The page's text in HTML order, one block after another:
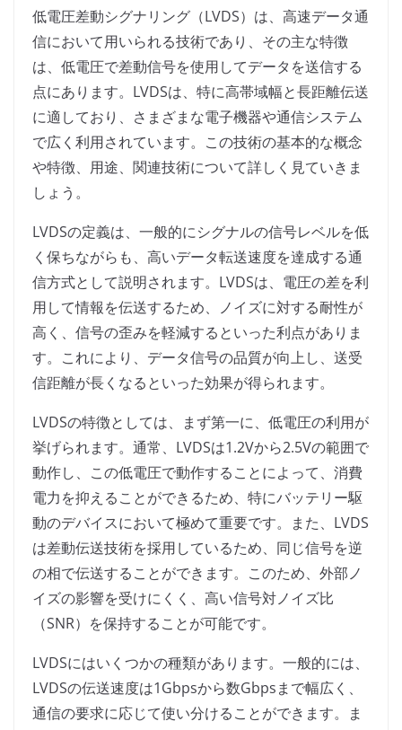
低電圧差動シグナリング（LVDS）は、高速データ通
信において用いられる技術であり、その主な特徴
は、低電圧で差動信号を使用してデータを送信する
点にあります。LVDSは、特に高帯域幅と長距離伝送
に適しており、さまざまな電子機器や通信システム
で広く利用されています。この技術の基本的な概念
や特徴、用途、関連技術について詳しく見ていきま
しょう。
LVDSの定義は、一般的にシグナルの信号レベルを低
く保ちながらも、高いデータ転送速度を達成する通
信方式として説明されます。LVDSは、電圧の差を利
用して情報を伝送するため、ノイズに対する耐性が
高く、信号の歪みを軽減するといった利点がありま
す。これにより、データ信号の品質が向上し、送受
信距離が長くなるといった効果が得られます。
LVDSの特徴としては、まず第一に、低電圧の利用が
挙げられます。通常、LVDSは1.2Vから2.5Vの範囲で
動作し、この低電圧で動作することによって、消費
電力を抑えることができるため、特にバッテリー駆
動のデバイスにおいて極めて重要です。また、LVDS
は差動伝送技術を採用しているため、同じ信号を逆
の相で伝送することができます。このため、外部ノ
イズの影響を受けにくく、高い信号対ノイズ比
（SNR）を保持することが可能です。
LVDSにはいくつかの種類があります。一般的には、
LVDSの伝送速度は1Gbpsから数Gbpsまで幅広く、
通信の要求に応じて使い分けることができます。ま